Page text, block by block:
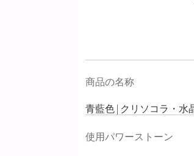
商品の名称
青藍色 | クリソコラ・水
使用パワーストーン